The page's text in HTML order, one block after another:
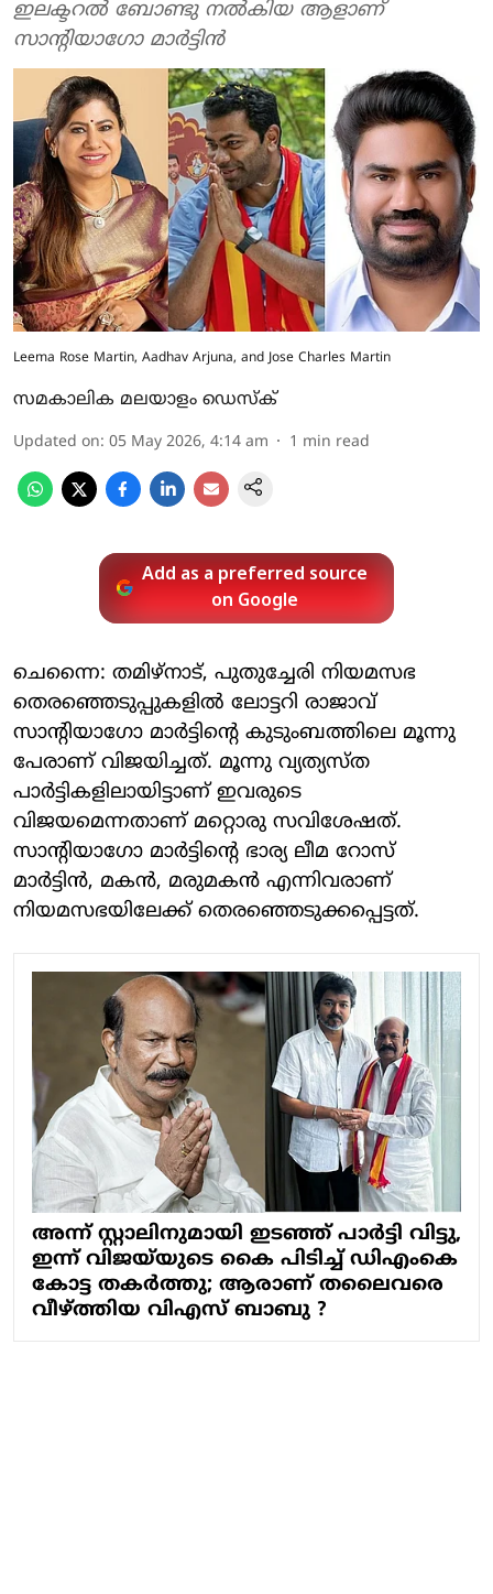
ഇലക്ടറല്‍ ബോണ്ടു നല്‍കിയ ആളാണ്
സാന്റിയാഗോ മാര്‍ട്ടിന്‍
Leema Rose Martin, Aadhav Arjuna, and Jose Charles Martin
സമകാലിക മലയാളം ഡെസ്ക്
Updated on: 05 May 2026, 4:14 am 1 min read
Add as a preferred source
on Google
ചെന്നൈ: തമിഴ്‌നാട്, പുതുച്ചേരി നിയമസഭ
തെരഞ്ഞെടുപ്പുകളില്‍ ലോട്ടറി രാജാവ്
സാന്റിയാഗോ മാര്‍ട്ടിന്റെ കുടുംബത്തിലെ മൂന്നു
പേരാണ് വിജയിച്ചത്. മൂന്നു വ്യത്യസ്ത
പാര്‍ട്ടികളിലായിട്ടാണ് ഇവരുടെ
വിജയമെന്നതാണ് മറ്റൊരു സവിശേഷത്.
സാന്റിയാഗോ മാര്‍ട്ടിന്റെ ഭാര്യ ലീമ റോസ്
മാര്‍ട്ടിന്‍, മകന്‍, മരുമകന്‍ എന്നിവരാണ്
നിയമസഭയിലേക്ക് തെരഞ്ഞെടുക്കപ്പെട്ടത്.
അന്ന് സ്റ്റാലിനുമായി ഇടഞ്ഞ് പാർട്ടി വിട്ടു,
ഇന്ന് വിജയ്‌യുടെ കൈ പിടിച്ച് ഡിഎംകെ
കോട്ട തകർത്തു; ആരാണ് തലൈവരെ
വീഴ്ത്തിയ വിഎസ് ബാബു ?